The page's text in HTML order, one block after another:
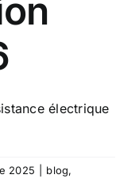
électrique
2025 blog,